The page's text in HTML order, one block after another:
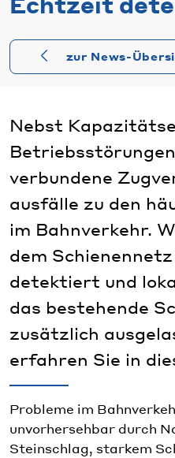
zur News-
Nebst
verbundene
ausfälle zu den
im Bahnverkehr.
dem
detektiert und
das bestehende
zusätzlich
erfahren Sie in
Probleme im
unvorhersehbar durch
Steinschlag, starkem